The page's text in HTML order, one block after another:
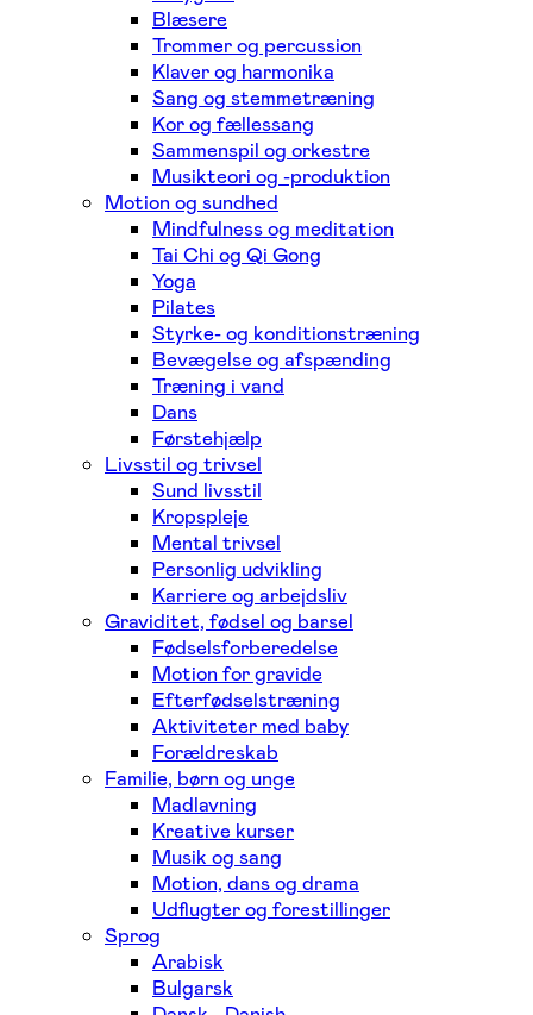
Blæsere
Trommer og percussion
Klaver og harmonika
Sang og stemmetræning
Kor og fællessang
Sammenspil og orkestre
Musikteori og -produktion
Motion og sundhed
Mindfulness og meditation
Tai Chi og Qi Gong
Yoga
Pilates
Styrke- og konditionstræning
Bevægelse og afspænding
Træning i vand
Dans
Førstehjælp
Livsstil og trivsel
Sund livsstil
Kropspleje
Mental trivsel
Personlig udvikling
Karriere og arbejdsliv
Graviditet, fødsel og barsel
Fødselsforberedelse
Motion for gravide
Efterfødselstræning
Aktiviteter med baby
Forældreskab
Familie, børn og unge
Madlavning
Kreative kurser
Musik og sang
Motion, dans og drama
Udflugter og forestillinger
Sprog
Arabisk
Bulgarsk